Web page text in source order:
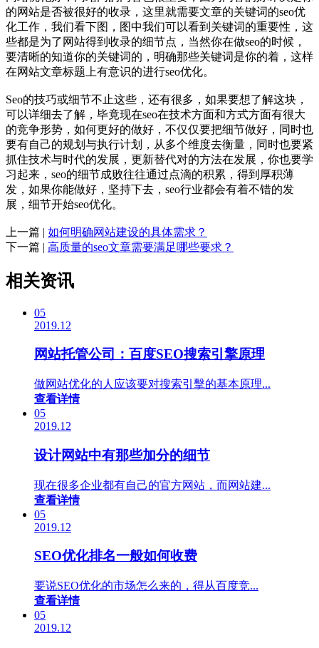
的网站是否被很好的收录，这里就需要文章的关键词的seo优
化工作，我们看下图，图中我们可以看到关键词的重要性，这
些都是为了网站得到收录的细节点，当然你在做seo的时候，
要清晰的知道你的关键词的，明确那些关键词是你的着，这样
在网站文章标题上有意识的进行seo优化。
Seo的技巧或细节不止这些，还有很多，如果要想了解这块，
可以详细去了解，毕竟现在seo在技术方面和方式方面有很大
的竞争形势，如何更好的做好，不仅仅要把细节做好，同时也
要有自己的规划与执行计划，从多个维度去衡量，同时也要紧
抓住技术与时代的发展，更新替代对的方法在发展，你也要学
习起来，seo的细节成败往往通过点滴的积累，得到厚积薄
发，如果你能做好，坚持下去，seo行业都会有着不错的发
展，细节开始seo优化。
上一篇 | 如何明确网站建设的具体需求？
下一篇 | 高质量的seo文章需要满足哪些要求？
相关资讯
05
2019.12
网站托管公司：百度SEO搜索引擎原理
做网站优化的人应该要对搜索引擊的基本原理...
查看详情
05
2019.12
设计网站中有那些加分的细节
现在很多企业都有自己的官方网站，而网站建...
查看详情
05
2019.12
SEO优化排名一般如何收费
要说SEO优化的市场怎么来的，得从百度竞...
查看详情
05
2019.12